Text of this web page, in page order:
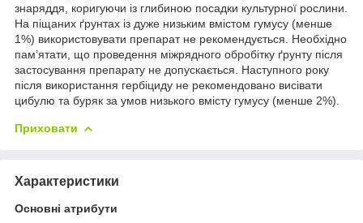
знаряддя, коригуючи із глибиною посадки культурної рослини.
На піщаних ґрунтах із дуже низьким вмістом гумусу (менше
1%) використовувати препарат не рекомендується. Необхідно
пам’ятати, що проведення міжрядного обробітку ґрунту після
застосування препарату не допускається. Наступного року
після використання гербіциду не рекомендовано висівати
цибулю та буряк за умов низького вмісту гумусу (менше 2%).
Приховати
Характеристики
Основні атрибути